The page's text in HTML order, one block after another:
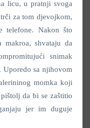
licu, u pratnji svoga
za tom djevojkom,
telefone. Nakon što
shvataju da
snimak
Uporedo sa njihovom
momka koji
da bi se zaštitio
jer im duguje